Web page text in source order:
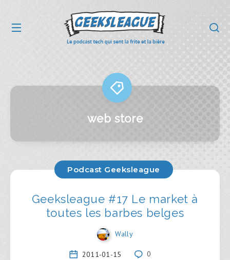
web store
Podcast Geeksleague
Geeksleague #17 Le market à
toutes les barbes belges
Wally
2011-01-15 0